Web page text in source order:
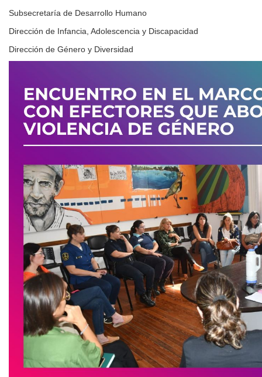
Subsecretaría de Desarrollo Humano
Dirección de Infancia, Adolescencia y Discapacidad
Dirección de Género y Diversidad